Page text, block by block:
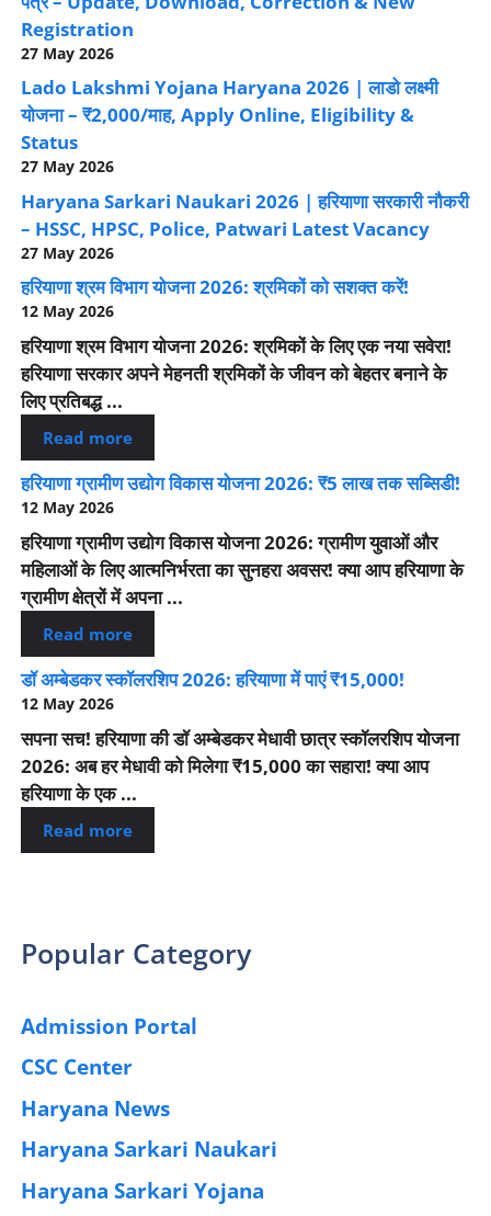
Registration
27 May 2026
Lado Lakshmi Yojana Haryana 2026 | लाडो लक्ष्मी
योजना – ₹2,000/माह, Apply Online, Eligibility &
Status
27 May 2026
Haryana Sarkari Naukari 2026 | हरियाणा सरकारी नौकरी
– HSSC, HPSC, Police, Patwari Latest Vacancy
27 May 2026
हरियाणा श्रम विभाग योजना 2026: श्रमिकों को सशक्त करें!
12 May 2026
हरियाणा श्रम विभाग योजना 2026: श्रमिकों के लिए एक नया सवेरा!
हरियाणा सरकार अपने मेहनती श्रमिकों के जीवन को बेहतर बनाने के
लिए प्रतिबद्ध ...
Read more
हरियाणा ग्रामीण उद्योग विकास योजना 2026: ₹5 लाख तक सब्सिडी!
12 May 2026
हरियाणा ग्रामीण उद्योग विकास योजना 2026: ग्रामीण युवाओं और
महिलाओं के लिए आत्मनिर्भरता का सुनहरा अवसर! क्या आप हरियाणा के
ग्रामीण क्षेत्रों में अपना ...
Read more
डॉ अम्बेडकर स्कॉलरशिप 2026: हरियाणा में पाएं ₹15,000!
12 May 2026
सपना सच! हरियाणा की डॉ अम्बेडकर मेधावी छात्र स्कॉलरशिप योजना
2026: अब हर मेधावी को मिलेगा ₹15,000 का सहारा! क्या आप
हरियाणा के एक ...
Read more
Popular Category
Admission Portal
CSC Center
Haryana News
Haryana Sarkari Naukari
Haryana Sarkari Yojana